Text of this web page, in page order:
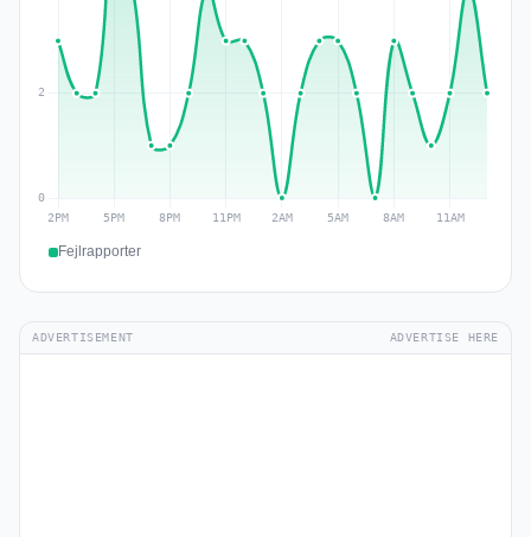
Fejlrapporter
ADVERTISEMENT ADVERTISE HERE